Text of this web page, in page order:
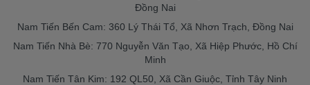
Đồng Nai
Nam Tiến Bến Cam: 360 Lý Thái Tổ, Xã Nhơn Trạch, Đồng Nai
Nam Tiến Nhà Bè: 770 Nguyễn Văn Tạo, Xã Hiệp Phước, Hồ Chí
Minh
Nam Tiến Tân Kim: 192 QL50, Xã Cần Giuộc, Tỉnh Tây Ninh